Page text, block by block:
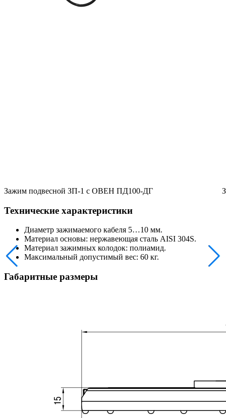
Зажим подвесной ЗП-1 с ОВЕН ПД100-ДГ
Технические характеристики
Диаметр зажимаемого кабеля 5…10 мм.
Материал основы: нержавеющая сталь AISI 304S.
Материал зажимных колодок: полиамид.
Максимальный допустимый вес: 60 кг.
Габаритные размеры